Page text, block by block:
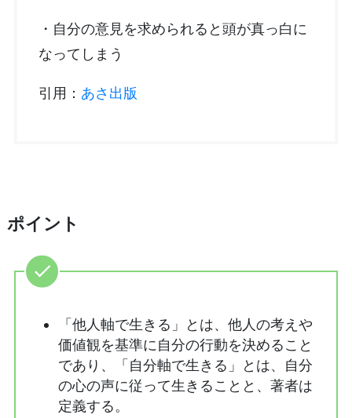
・自分の意見を求められると頭が真っ白に
なってしまう
引用： あさ出版
ポイント
「他人軸で生きる」とは、他人の考えや
価値観を基準に自分の行動を決めること
であり、「自分軸で生きる」とは、自分
の心の声に従って生きることと、著者は
定義する。